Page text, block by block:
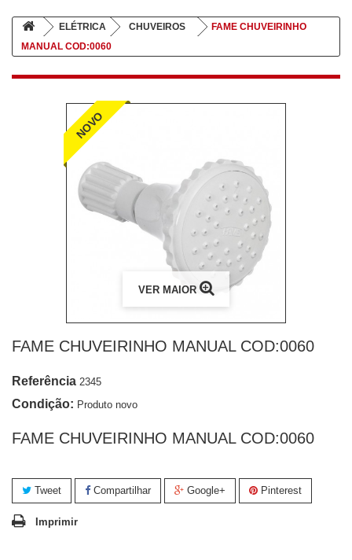
ELÉTRICA CHUVEIROS
FAME CHUVEIRINHO
MANUAL COD:0060
NOVO
VER MAIOR
FAME CHUVEIRINHO MANUAL COD:0060
Referência 2345
Condição: Produto novo
FAME CHUVEIRINHO MANUAL COD:0060
Tweet Compartilhar Google+ Pinterest
Imprimir